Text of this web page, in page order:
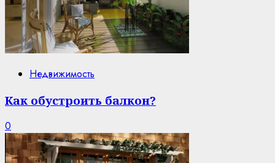
Недвижимость
Как обустроить балкон?
0